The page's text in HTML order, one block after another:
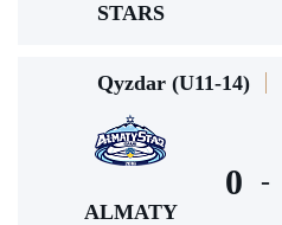
STARS
Qyzdar (U11-14)
ALMATY
0 -